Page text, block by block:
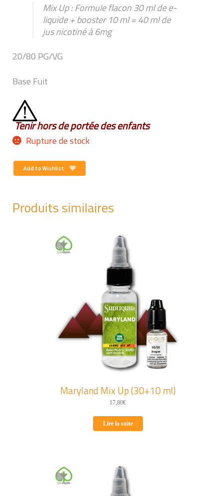
Mix Up : Formule flacon 30 ml de e-
liquide + booster 10 ml = 40 ml de
jus nicotiné à 6mg
20/80 PG/VG
Base Fuit
Tenir hors de portée des enfants
Rupture de stock
Add to Wishlist
Produits similaires
Maryland Mix Up (30+10 ml)
17,80€
Lire la suite